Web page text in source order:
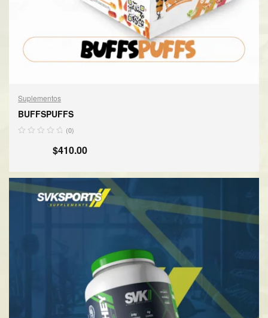
Suplementos
BUFFSPUFFS
(0)
$410.00
AÑADIR AL CARRITO